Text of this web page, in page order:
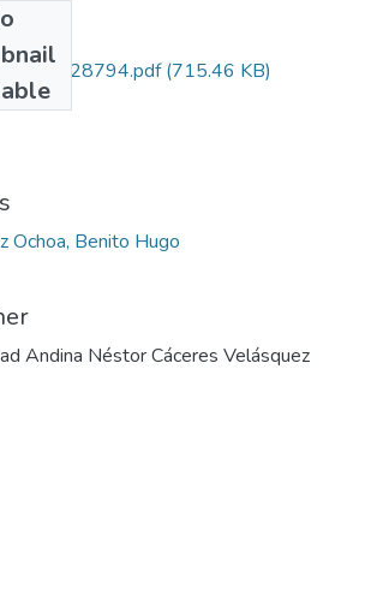
(715.46 KB)
Ochoa, Benito Hugo
Andina Néstor Cáceres Velásquez